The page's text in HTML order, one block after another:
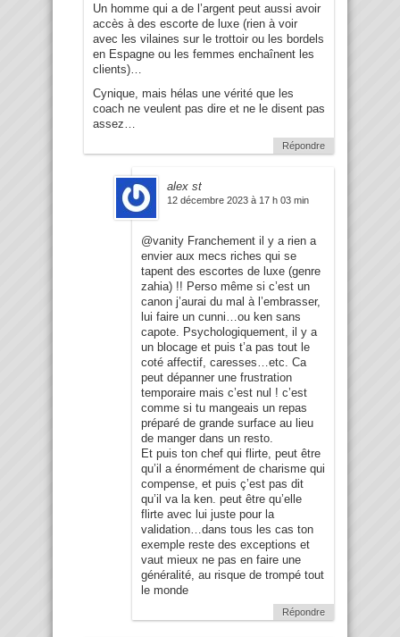
Un homme qui a de l’argent peut aussi avoir
accès à des escorte de luxe (rien à voir
avec les vilaines sur le trottoir ou les bordels
en Espagne ou les femmes enchaînent les
clients)…
Cynique, mais hélas une vérité que les
coach ne veulent pas dire et ne le disent pas
assez…
Répondre
alex st
12 décembre 2023 à 17 h 03 min
@vanity Franchement il y a rien a
envier aux mecs riches qui se
tapent des escortes de luxe (genre
zahia) !! Perso même si c’est un
canon j’aurai du mal à l’embrasser,
lui faire un cunni…ou ken sans
capote. Psychologiquement, il y a
un blocage et puis t’a pas tout le
coté affectif, caresses…etc. Ca
peut dépanner une frustration
temporaire mais c’est nul ! c’est
comme si tu mangeais un repas
préparé de grande surface au lieu
de manger dans un resto.
Et puis ton chef qui flirte, peut être
qu’il a énormément de charisme qui
compense, et puis ç’est pas dit
qu’il va la ken. peut être qu’elle
flirte avec lui juste pour la
validation…dans tous les cas ton
exemple reste des exceptions et
vaut mieux ne pas en faire une
généralité, au risque de trompé tout
le monde
Répondre